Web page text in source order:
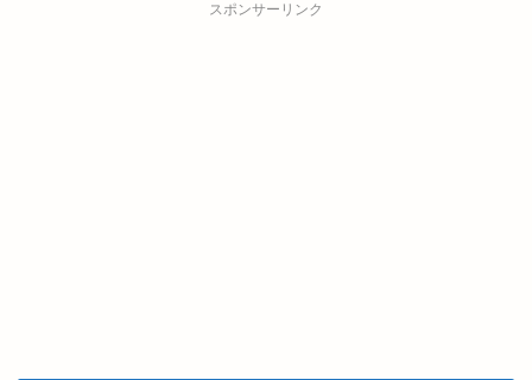
スポンサーリンク